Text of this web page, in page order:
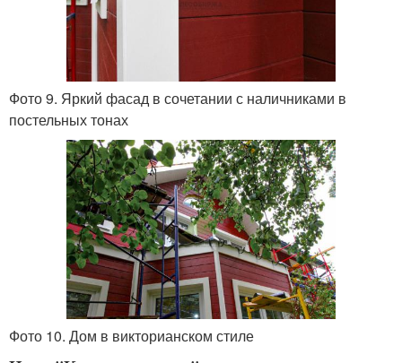
Фото 9. Яркий фасад в сочетании с наличниками в
постельных тонах
Фото 10. Дом в викторианском стиле